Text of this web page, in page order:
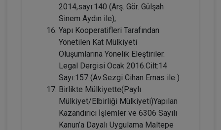
Tüketici Hukuku Enstitüsü
Evlilik Hukuku - IV. Medeni Hukuk
2014,sayı:140 (Arş. Gör. Gülşah
Sinem Aydın ile);
Yapı Kooperatifleri Tarafından
Yönetilen Kat Mülkiyeti
Oluşumlarına Yönelik Eleştiriler.
Legal Dergisi Ocak 2016.Cilt:14
Sayı:157 (Av.Sezgi Cihan Ernas ile )
Birlikte Mülkiyette(Paylı
Mülkiyet/Elbirliği Mülkiyeti)Yapılan
Kazandırıcı İşlemler ve 6306 Sayılı
Kanun’a Dayalı Uygulama Maltepe